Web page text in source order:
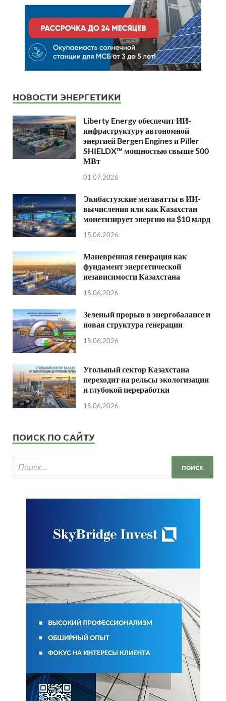
НОВОСТИ ЭНЕРГЕТИКИ
Liberty Energy обеспечит ИИ-
инфраструктуру автономной
энергией Bergen Engines и Piller
SHIELDX™ мощностью свыше 500
МВт
01.07.2026
Экибастузские мегаватты в ИИ-
вычисления или как Казахстан
монетизирует энергию на $10 млрд
15.06.2026
Маневренная генерация как
фундамент энергетической
независимости Казахстана
15.06.2026
Зеленый прорыв в энергобалансе и
новая структура генерации
15.06.2026
Угольный сектор Казахстана
переходит на рельсы экологизации
и глубокой переработки
15.06.2026
ПОИСК ПО САЙТУ